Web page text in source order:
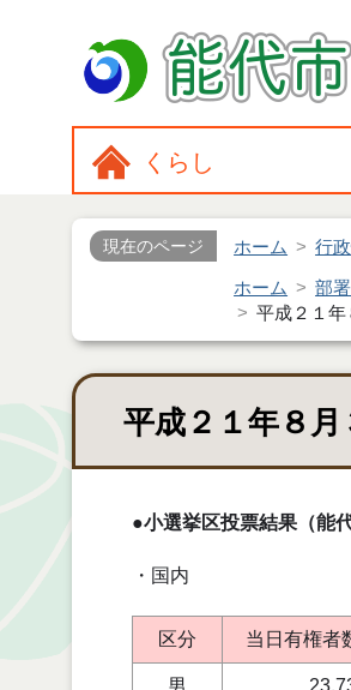
くらし
現在のページ ホーム 行
ホーム 部
平成２１
平成２１年８
●小選挙区投票結果（能代
・国内
区分 当日有権者
男